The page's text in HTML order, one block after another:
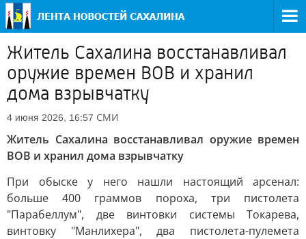
Житель Сахалина восстанавливал
оружие времен ВОВ и хранил
дома взрывчатку
4 июня 2026, 16:57 СМИ
Житель Сахалина восстанавливал оружие времен
ВОВ и хранил дома взрывчатку
При обыске у него нашли настоящий арсенал:
больше 400 граммов пороха, три пистолета
"Парабеллум", две винтовки системы Токарева,
винтовку "Манлихера", два пистолета-пулемета